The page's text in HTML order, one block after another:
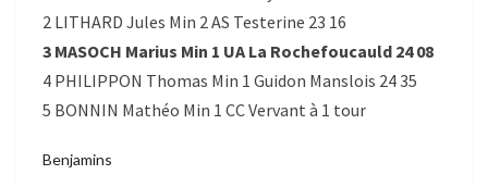
2 LITHARD Jules Min 2 AS Testerine 23 16
3 MASOCH Marius Min 1 UA La Rochefoucauld 24 08
4 PHILIPPON Thomas Min 1 Guidon Manslois 24 35
5 BONNIN Mathéo Min 1 CC Vervant à 1 tour
Benjamins